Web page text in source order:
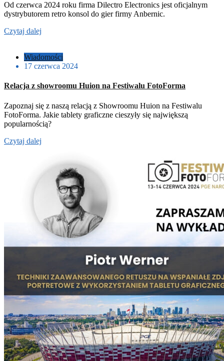
Od czerwca 2024 roku firma Dilectro Electronics jest oficjalnym
dystrybutorem retro konsol do gier firmy Anbernic.
Czytaj dalej
Wiadomości
17 czerwca 2024
Relacja z showroomu Huion na Festiwalu FotoForma
Zapoznaj się z naszą relacją z Showroomu Huion na Festiwalu
FotoForma. Jakie tablety graficzne cieszyły się największą
popularnością?
Czytaj dalej